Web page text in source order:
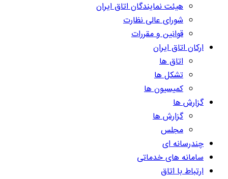
هیئت نمایندگان اتاق ایران
شورای عالی نظارت
قوانین و مقررات
ارکان اتاق ایران
اتاق ها
تشکل ها
کمیسیون ها
گزارش ها
گزارش ها
مجلس
چندرسانه ای
سامانه های خدماتی
ارتباط با اتاق